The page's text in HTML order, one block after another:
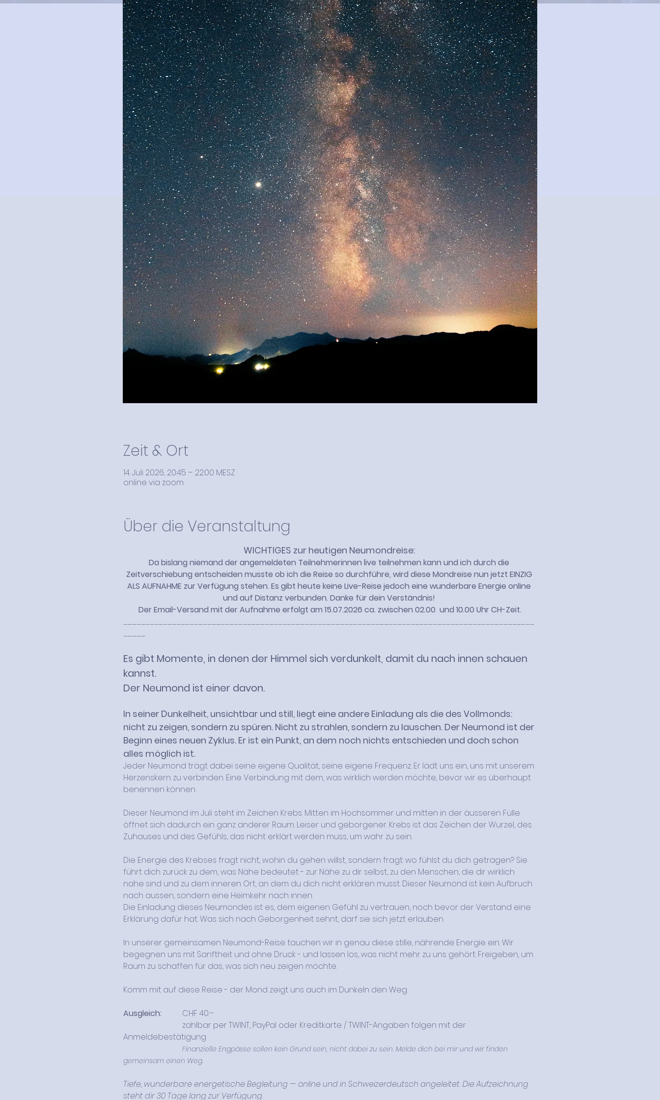
Zeit & Ort
14. Juli 2026, 20:45 – 22:00 MESZ
online via zoom
Über die Veranstaltung
WICHTIGES zur heutigen Neumondreise:
Da bislang niemand der angemeldeten Teilnehmerinnen live teilnehmen kann und ich durch die
Zeitverschiebung entscheiden musste ob ich die Reise so durchführe, wird diese Mondreise nun jetzt EINZIG
ALS AUFNAHME zur Verfügung stehen. Es gibt heute keine Live-Reise jedoch eine wunderbare Energie online
und auf Distanz verbunden. Danke für dein Verständnis!
Der Email-Versand mit der Aufnahme erfolgt am 15.07.2026 ca. zwischen 02.00  und 10.00 Uhr CH-Zeit.
_____________________________________________________________________________________________
_____
Es gibt Momente, in denen der Himmel sich verdunkelt, damit du nach innen schauen
kannst.
Der Neumond ist einer davon.
In seiner Dunkelheit, unsichtbar und still, liegt eine andere Einladung als die des Vollmonds:
nicht zu zeigen, sondern zu spüren. Nicht zu strahlen, sondern zu lauschen. Der Neumond ist der
Beginn eines neuen Zyklus. Er ist ein Punkt, an dem noch nichts entschieden und doch schon
alles möglich ist.
Jeder Neumond trägt dabei seine eigene Qualität, seine eigene Frequenz. Er lädt uns ein, uns mit unserem
Herzenskern zu verbinden. Eine Verbindung mit dem, was wirklich werden möchte, bevor wir es überhaupt
benennen können.
Dieser Neumond im Juli steht im Zeichen Krebs. Mitten im Hochsommer und mitten in der äusseren Fülle
öffnet sich dadurch ein ganz anderer Raum. Leiser und geborgener. Krebs ist das Zeichen der Wurzel, des
Zuhauses und des Gefühls, das nicht erklärt werden muss, um wahr zu sein.
Die Energie des Krebses fragt nicht, wohin du gehen willst, sondern fragt: wo fühlst du dich getragen? Sie
führt dich zurück zu dem, was Nähe bedeutet - zur Nähe zu dir selbst, zu den Menschen, die dir wirklich
nahe sind und zu dem inneren Ort, an dem du dich nicht erklären musst. Dieser Neumond ist kein Aufbruch
nach aussen, sondern eine Heimkehr nach innen.
Die Einladung dieses Neumondes ist es, dem eigenen Gefühl zu vertrauen, noch bevor der Verstand eine
Erklärung dafür hat. Was sich nach Geborgenheit sehnt, darf sie sich jetzt erlauben.
In unserer gemeinsamen Neumond-Reise tauchen wir in genau diese stille, nährende Energie ein. Wir
begegnen uns mit Sanftheit und ohne Druck - und lassen los, was nicht mehr zu uns gehört. Freigeben, um
Raum zu schaffen für das, was sich neu zeigen möchte.
Komm mit auf diese Reise - der Mond zeigt uns auch im Dunkeln den Weg.
Ausgleich:
    	CHF 40.–
Anmeldebestätigung
gemeinsam einen Weg.
Tiefe, wunderbare energetische Begleitung — online und in Schweizerdeutsch angeleitet. Die Aufzeichnung
steht dir 30 Tage lang zur Verfügung.